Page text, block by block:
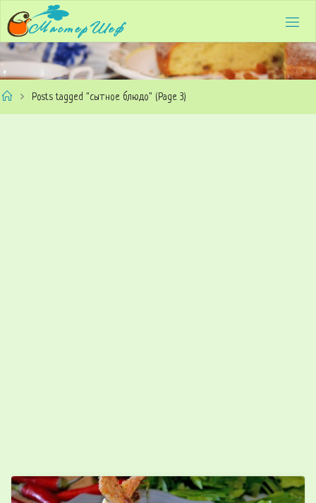
to
content
HomePosts tagged "сытное блюдо" (Page 3)